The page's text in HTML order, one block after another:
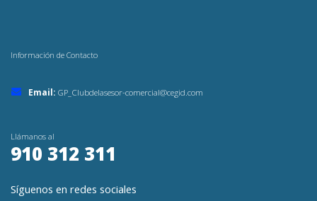
Información de Contacto
Email: GP_Clubdelasesor-comercial@cegid.com
Llámanos al
910 312 311
Síguenos en redes sociales